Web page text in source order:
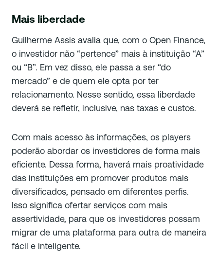
Mais liberdade
Guilherme Assis avalia que, com o Open Finance,
o investidor não “pertence” mais à instituição “A”
ou “B”. Em vez disso, ele passa a ser “do
mercado” e de quem ele opta por ter
relacionamento. Nesse sentido, essa liberdade
deverá se refletir, inclusive, nas taxas e custos.
Com mais acesso às informações, os players
poderão abordar os investidores de forma mais
eficiente. Dessa forma, haverá mais proatividade
das instituições em promover produtos mais
diversificados, pensado em diferentes perfis.
Isso significa ofertar serviços com mais
assertividade, para que os investidores possam
migrar de uma plataforma para outra de maneira
fácil e inteligente.